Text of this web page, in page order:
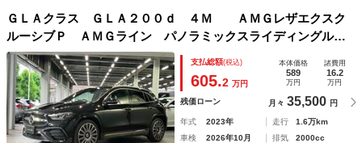
ＧＬＡクラス ＧＬＡ２００ｄ ４Ｍ ＡＭＧレザエクスク
ルーシブＰ ＡＭＧライン パノラミックスライディングルー
フ ＡＭＧレザーエクスクルーシブパッケージ アドバンスト
パッケージ レーダーセーフティパッケージ
支払総額(税込)
605.2 万円
本体価格
589
万円
諸費用
16.2
万円
残価ローン 月々 35,500 円
年式 2023年 走行
1.6万km
車検
2026年10月 排気
2000cc